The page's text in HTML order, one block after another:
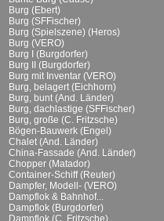
Burg (Ebert)
Burg (SFFischer)
Burg (Spielszene) (Heros)
Burg (VERO)
Burg I (Burgdorfer)
Burg II (Burgdorfer)
Burg mit Inventar (VERO)
Burg, belagert (Eichhorn)
Burg, bunt (And. Länder)
Burg, dachlastige (SFFischer)
Burg, große (C. Fritzsche)
Bögen-Bauwerk (Engel)
Chalet (And. Länder)
China-Fassade (And. Länder)
Chopper (Matador)
Container-Schiff (Reuter)
Dampfer, Modell- (VERO)
Dampflok & Bahnhof...
Dampflok (Burgdorfer)
Dampflok (C. Fritzsche)